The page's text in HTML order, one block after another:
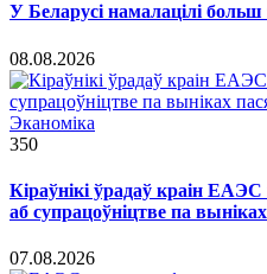
У Беларусі намалацілі
08.08.2026
Эканоміка
350
Кіраўнікі ўрадаў краін
аб супрацоўніцтве па
07.08.2026